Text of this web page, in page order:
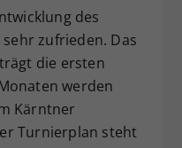
des
zufrieden. Das
die ersten
werden
Kärntner
Turnierplan steht
Ihre Consent-
anderem eine
ID, für die
Ihrer
falls der
dies eingestellt